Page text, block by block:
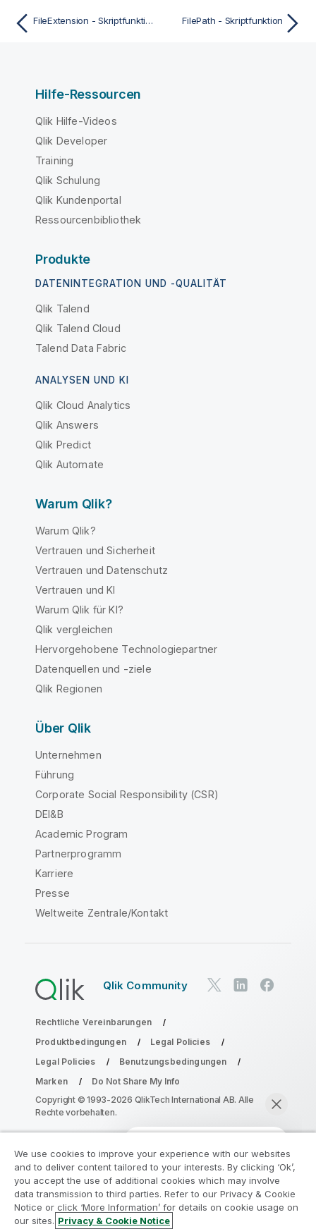
FileExtension - Skriptfunktion FilePath - Skriptfunktion
Hilfe-Ressourcen
Qlik Hilfe-Videos
Qlik Developer
Training
Qlik Schulung
Qlik Kundenportal
Ressourcenbibliothek
Produkte
DATENINTEGRATION UND -QUALITÄT
Qlik Talend
Qlik Talend Cloud
Talend Data Fabric
ANALYSEN UND KI
Qlik Cloud Analytics
Qlik Answers
Qlik Predict
Qlik Automate
Warum Qlik?
Warum Qlik?
Vertrauen und Sicherheit
Vertrauen und Datenschutz
Vertrauen und KI
Warum Qlik für KI?
Qlik vergleichen
Hervorgehobene Technologiepartner
Datenquellen und -ziele
Qlik Regionen
Über Qlik
Unternehmen
Führung
Corporate Social Responsibility (CSR)
DEI&B
Academic Program
Partnerprogramm
Karriere
Presse
Weltweite Zentrale/Kontakt
Qlik Community
Rechtliche Vereinbarungen
Produktbedingungen
Legal Policies
Legal Policies
Benutzungsbedingungen
Marken
Do Not Share My Info
Copyright © 1993-2026 QlikTech International AB. Alle
Rechte vorbehalten.
Nehmen Sie am Analyse-
Modernisierungsprogramm teil
Modernisieren Sie mit dem Analyse-
We use cookies to improve your experience with our websites
and to deliver content tailored to your interests. By clicking ‘Ok’,
you accept the use of additional cookies which may involve
data transmission to third parties. Refer to our Privacy & Cookie
Notice or click ‘More Information’ for details on cookie usage on
our sites. Privacy & Cookie Notice